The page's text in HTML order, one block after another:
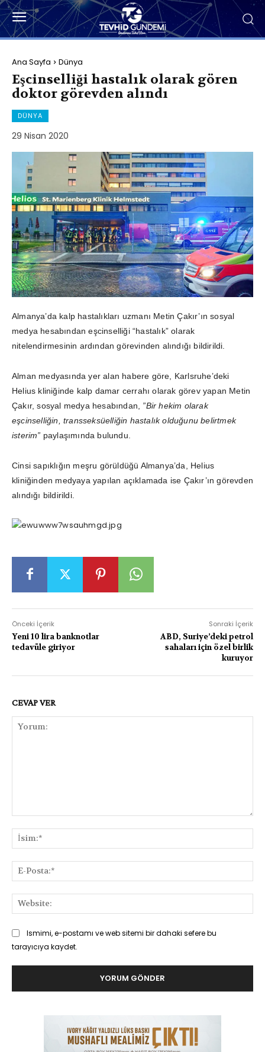
Ana Sayfa Dünya
Eşcinselliği hastalık olarak gören
doktor görevden alındı
DÜNYA
29 Nisan 2020
Almanya’da kalp hastalıkları uzmanı Metin Çakır’ın sosyal
medya hesabından eşcinselliği “hastalık” olarak
nitelendirmesinin ardından görevinden alındığı bildirildi.
Alman medyasında yer alan habere göre, Karlsruhe’deki
Helius kliniğinde kalp damar cerrahı olarak görev yapan Metin
Çakır, sosyal medya hesabından, ”Bir hekim olarak
eşcinselliğin, transseksüelliğin hastalık olduğunu belirtmek
isterim” paylaşımında bulundu.
Cinsi sapıklığın meşru görüldüğü Almanya’da, Helius
kliniğinden medyaya yapılan açıklamada ise Çakır’ın görevden
alındığı bildirildi.
Önceki İçerik
Yeni 10 lira banknotlar
tedavüle giriyor
Sonraki İçerik
ABD, Suriye’deki petrol
sahaları için özel birlik
kuruyor
CEVAP VER
Ismimi, e-postamı ve web sitemi bir dahaki sefere bu
tarayıcıya kaydet.